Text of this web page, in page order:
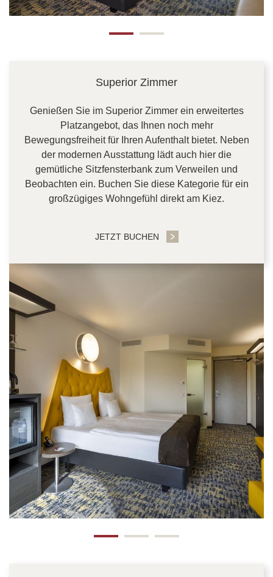
Superior Zimmer
Genießen Sie im Superior Zimmer ein erweitertes
Platzangebot, das Ihnen noch mehr
Bewegungsfreiheit für Ihren Aufenthalt bietet. Neben
der modernen Ausstattung lädt auch hier die
gemütliche Sitzfensterbank zum Verweilen und
Beobachten ein. Buchen Sie diese Kategorie für ein
großzügiges Wohngefühl direkt am Kiez.
JETZT BUCHEN